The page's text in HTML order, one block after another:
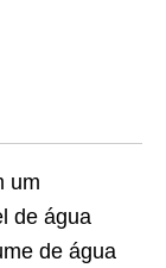
um
de água
de água